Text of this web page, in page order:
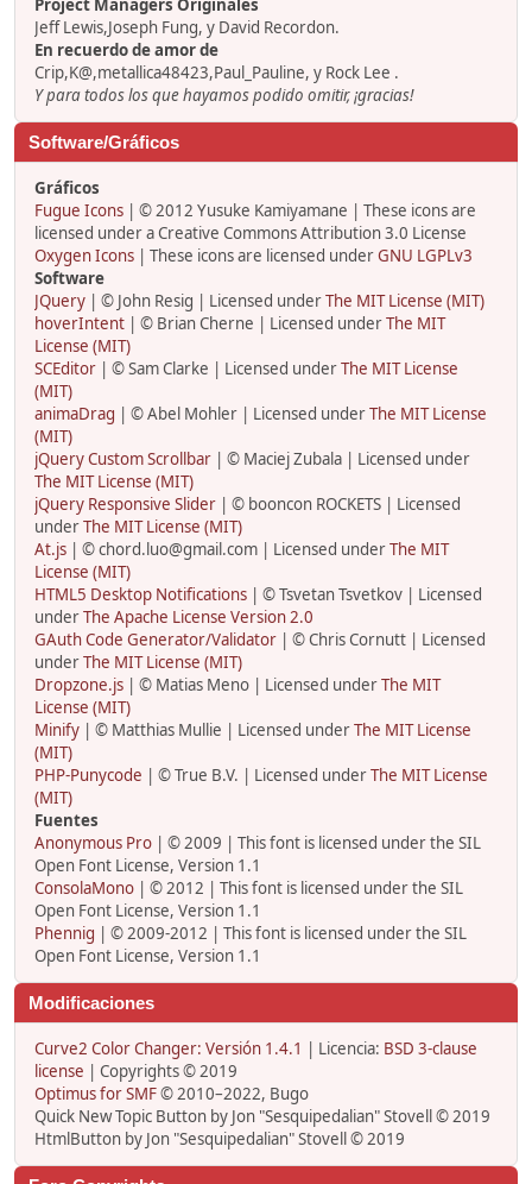
Project Managers Originales
Jeff Lewis,Joseph Fung, y David Recordon.
En recuerdo de amor de
Crip,K@,metallica48423,Paul_Pauline, y Rock Lee .
Y para todos los que hayamos podido omitir, ¡gracias!
Software/Gráficos
Gráficos
Fugue Icons | © 2012 Yusuke Kamiyamane | These icons are
licensed under a Creative Commons Attribution 3.0 License
Oxygen Icons | These icons are licensed underGNU LGPLv3
Software
JQuery | © John Resig | Licensed underThe MIT License (MIT)
hoverIntent | © Brian Cherne | Licensed underThe MIT
License (MIT)
SCEditor | © Sam Clarke | Licensed underThe MIT License
(MIT)
animaDrag | © Abel Mohler | Licensed underThe MIT License
(MIT)
jQuery Custom Scrollbar | © Maciej Zubala | Licensed under
The MIT License (MIT)
jQuery Responsive Slider | © booncon ROCKETS | Licensed
underThe MIT License (MIT)
At.js | © chord.luo@gmail.com | Licensed underThe MIT
License (MIT)
HTML5 Desktop Notifications | © Tsvetan Tsvetkov | Licensed
underThe Apache License Version 2.0
GAuth Code Generator/Validator | © Chris Cornutt | Licensed
underThe MIT License (MIT)
Dropzone.js | © Matias Meno | Licensed underThe MIT
License (MIT)
Minify | © Matthias Mullie | Licensed underThe MIT License
(MIT)
PHP-Punycode | © True B.V. | Licensed underThe MIT License
(MIT)
Fuentes
Anonymous Pro | © 2009 | This font is licensed under the SIL
Open Font License, Version 1.1
ConsolaMono | © 2012 | This font is licensed under the SIL
Open Font License, Version 1.1
Phennig | © 2009-2012 | This font is licensed under the SIL
Open Font License, Version 1.1
Modificaciones
Curve2 Color Changer: Versión 1.4.1 | Licencia: BSD 3-clause
license | Copyrights © 2019
Optimus for SMF© 2010–2022, Bugo
Quick New Topic Button by Jon "Sesquipedalian" Stovell © 2019
HtmlButton by Jon "Sesquipedalian" Stovell © 2019